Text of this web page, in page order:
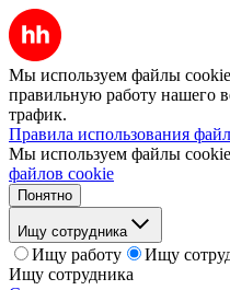
Мы используем файлы
правильную работу нашего
трафик.
Правила использования
Мы используем файлы
файлов cookie
Понятно
Ищу сотрудника
Ищу работу
Ищу
Ищу сотрудника